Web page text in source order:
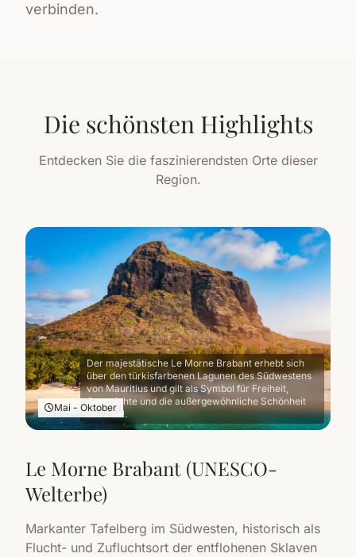
verbinden.
Die schönsten Highlights
Entdecken Sie die faszinierendsten Orte dieser
Region.
Der majestätische Le Morne Brabant erhebt sich
über den türkisfarbenen Lagunen des Südwestens
von Mauritius und gilt als Symbol für Freiheit,
Geschichte und die außergewöhnliche Schönheit
der Insel.
Mai - Oktober
Le Morne Brabant (UNESCO-
Welterbe)
Markanter Tafelberg im Südwesten, historisch als
Flucht- und Zufluchtsort der entflohenen Sklaven